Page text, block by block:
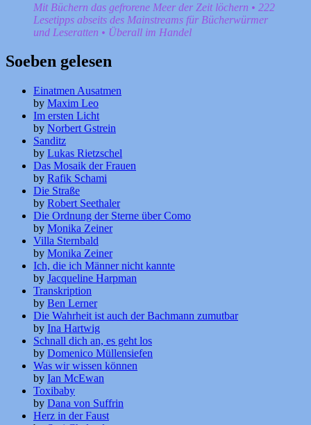
Mit Büchern das gefrorene Meer der Zeit löchern • 222
Lesetipps abseits des Mainstreams für Bücherwürmer
und Leseratten • Überall im Handel
Soeben gelesen
Einatmen Ausatmen
by Maxim Leo
Im ersten Licht
by Norbert Gstrein
Sanditz
by Lukas Rietzschel
Das Mosaik der Frauen
by Rafik Schami
Die Straße
by Robert Seethaler
Die Ordnung der Sterne über Como
by Monika Zeiner
Villa Sternbald
by Monika Zeiner
Ich, die ich Männer nicht kannte
by Jacqueline Harpman
Transkription
by Ben Lerner
Die Wahrheit ist auch der Bachmann zumutbar
by Ina Hartwig
Schnall dich an, es geht los
by Domenico Müllensiefen
Was wir wissen können
by Ian McEwan
Toxibaby
by Dana von Suffrin
Herz in der Faust